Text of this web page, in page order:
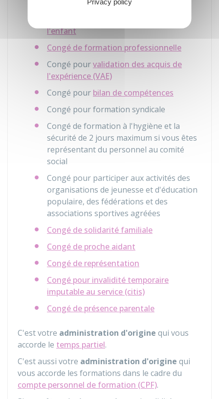
l'enfant
Congé de formation professionnelle
Congé pourvalidation des acquis de
l'expérience (VAE)
Congé pour bilan de compétences
Congé pour formation syndicale
Congé de formation à l'hygiène et la
sécurité de 2 jours maximum si vous êtes
représentant du personnel au comité
social
Congé pour participer aux activités des
organisations de jeunesse et d'éducation
populaire, des fédérations et des
associations sportives agréées
Congé de solidarité familiale
Congé de proche aidant
Congé de représentation
Congé pour invalidité temporaire
imputable au service (citis)
Congé de présence parentale
C'est votre administration d'origine qui vous
accorde le temps partiel.
C'est aussi votre administration d'origine qui
vous accorde les formations dans le cadre du
compte personnel de formation (CPF).